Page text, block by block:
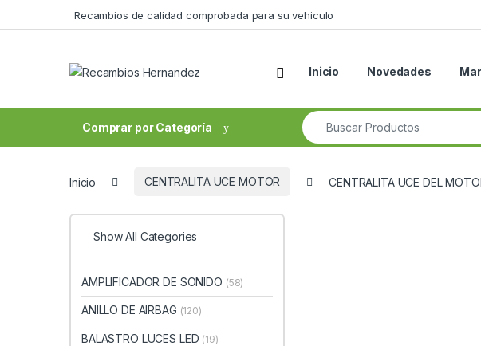
Recambios de calidad comprobada para su vehiculo
Open Inicio Novedades
Comprar por Categoría
Search for:
Inicio CENTRALITA UCE MOTOR CENTRALITA UCE DEL
Show All Categories
AMPLIFICADOR DE SONIDO (58)
ANILLO DE AIRBAG (120)
BALASTRO LUCES LED (19)